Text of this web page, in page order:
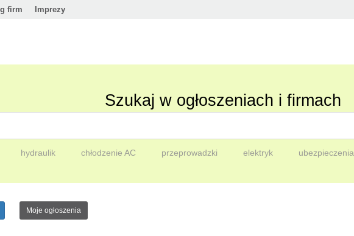
firm Imprezy
Szukaj w ogłoszeniach i firmach
hydraulik chłodzenie AC przeprowadzki elektryk ubezpieczenia
Moje ogłoszenia